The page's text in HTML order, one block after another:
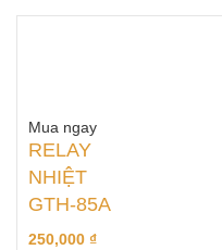
Mua ngay
RELAY
NHIỆT
GTH-85A
250,000 ₫